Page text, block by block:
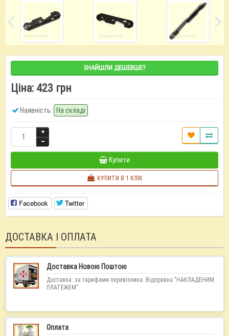
ЗНАЙШЛИ ДЕШЕВШЕ?
Ціна: 423 грн
Наявність: На складі
Купити
КУПИТИ В 1 КЛІК
Facebook Twitter
ДОСТАВКА І ОПЛАТА
Доставка Новою Поштою
Доставка: за тарифами перевізника. Відправка "НАКЛАДЕНИМ
ПЛАТЕЖЕМ".
Оплата